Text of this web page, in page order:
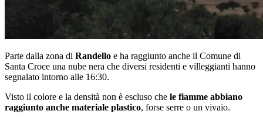
Parte dalla zona di Randello e ha raggiunto anche il Comune di
Santa Croce una nube nera che diversi residenti e villeggianti hanno
segnalato intorno alle 16:30.
Visto il colore e la densità non è escluso che le fiamme abbiano
raggiunto anche materiale plastico, forse serre o un vivaio.